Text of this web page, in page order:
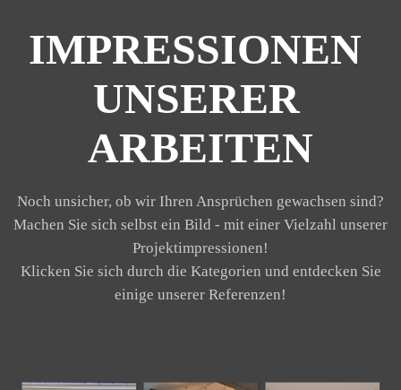
IMPRESSIONEN
UNSERER
ARBEITEN
Noch unsicher, ob wir Ihren Ansprüchen gewachsen sind?
Machen Sie sich selbst ein Bild - mit einer Vielzahl unserer
Projektimpressionen!
Klicken Sie sich durch die Kategorien und entdecken Sie
einige unserer Referenzen!